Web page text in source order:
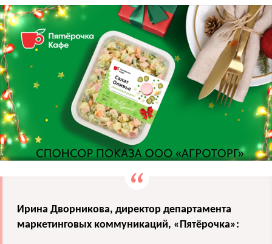
Ирина Дворникова, директор департамента
маркетинговых коммуникаций, «Пятёрочка»: